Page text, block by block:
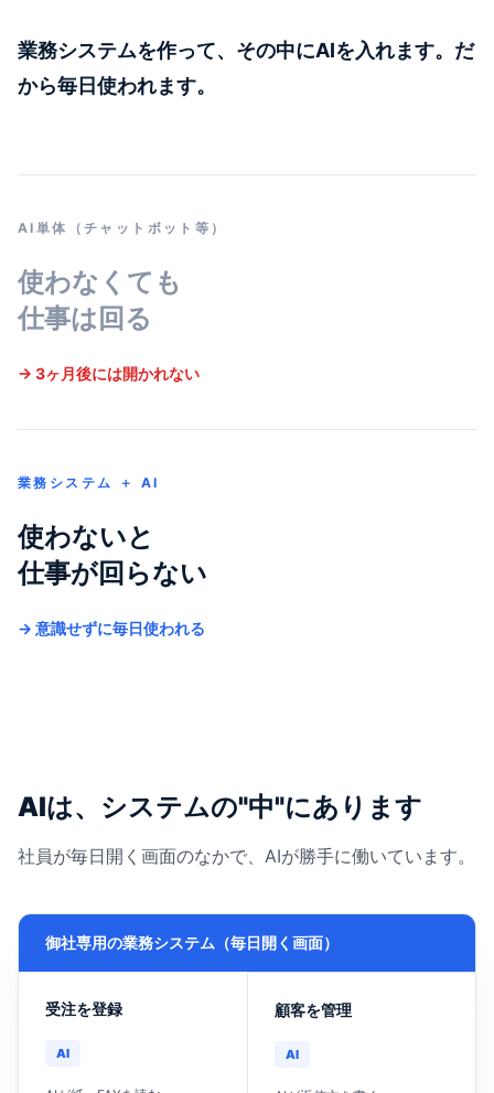
業務システムを作って、その中にAIを入れます。だ
から毎日使われます。
AI単体（チャットボット等）
使わなくても
仕事は回る
→ 3ヶ月後には開かれない
業務システム ＋ AI
使わないと
仕事が回らない
→ 意識せずに毎日使われる
AIは、システムの"中"にあります
社員が毎日開く画面のなかで、AIが勝手に働いています。
御社専用の業務システム（毎日開く画面）
受注を登録
AI
顧客を管理
AI